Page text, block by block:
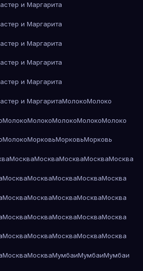
и Маргарита
и Маргарита
и Маргарита
и Маргарита
и Маргарита
и МаргаритаМолокоМолоко
МолокоМолокоМолокоМолокоМолоко
МолокоМорковьМорковьМорковь
МоскваМоскваМоскваМоскваМосква
МоскваМоскваМоскваМоскваМосква
МоскваМоскваМоскваМоскваМосква
МоскваМоскваМоскваМоскваМосква
МоскваМоскваМоскваМоскваМосква
МоскваМоскваМумбаиМумбаиМумбаи